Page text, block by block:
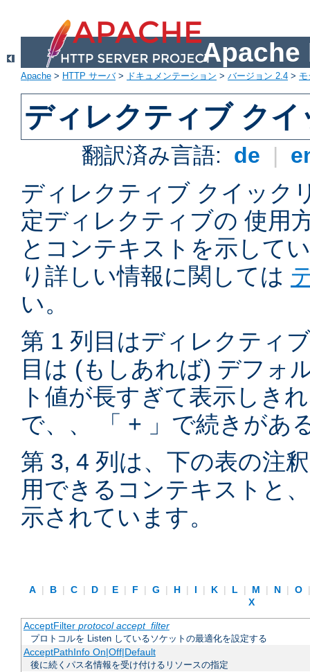
Apache
Apache > HTTP サーバ> ドキュメンテーション > バージョン 2.4 >
ディレクティブ ク
翻訳済み言語: de |
ディレクティブ クイック
定ディレクティブの 使用
とコンテキストを示して
り詳しい情報に関しては
い。
第 1 列目はディレクティ
目は (もしあれば) デフォ
ト値が長すぎて表示しき
で、、 「 + 」で続きがあ
第 3, 4 列は、下の表の注
用できるコンテキストと
示されています。
A | B | C | D | E | F | G | H | I | K | L | M | N | O
X
AcceptFilter protocol accept_filter
プロトコルを Listen しているソケットの最適化を設定する
AcceptPathInfo On|Off|Default
後に続くパス名情報を受け付けるリソースの指定